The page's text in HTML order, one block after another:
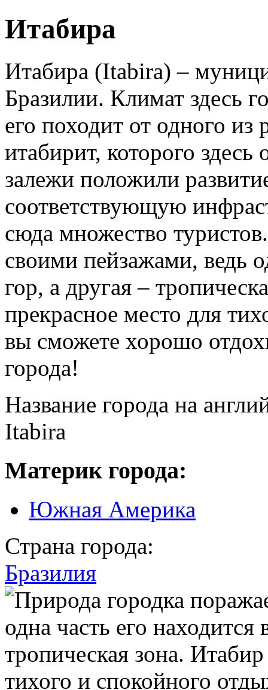
Итабира
Итабира (Itabira) –
Бразилии. Климат здесь
его походит от одного из
итабирит, которого
залежи положили
соответствующую
сюда множество
своими пейзажами, ведь
гор, а другая –
прекрасное место для
вы сможете хорошо
города!
Название города на
Itabira
Материк города:
Южная Америка
Страна города:
Бразилия